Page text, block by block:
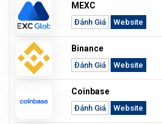
MEXC
Đánh Giá Website
Binance
Đánh Giá Website
Coinbase
Đánh Giá Website